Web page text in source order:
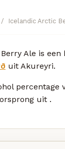
Icelandic Arctic
Ale is een
uit Akureyri.
percentage
uit .